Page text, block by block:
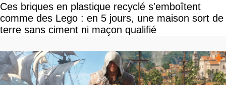
Ces briques en plastique recyclé s'emboîtent
comme des Lego : en 5 jours, une maison sort de
terre sans ciment ni maçon qualifié